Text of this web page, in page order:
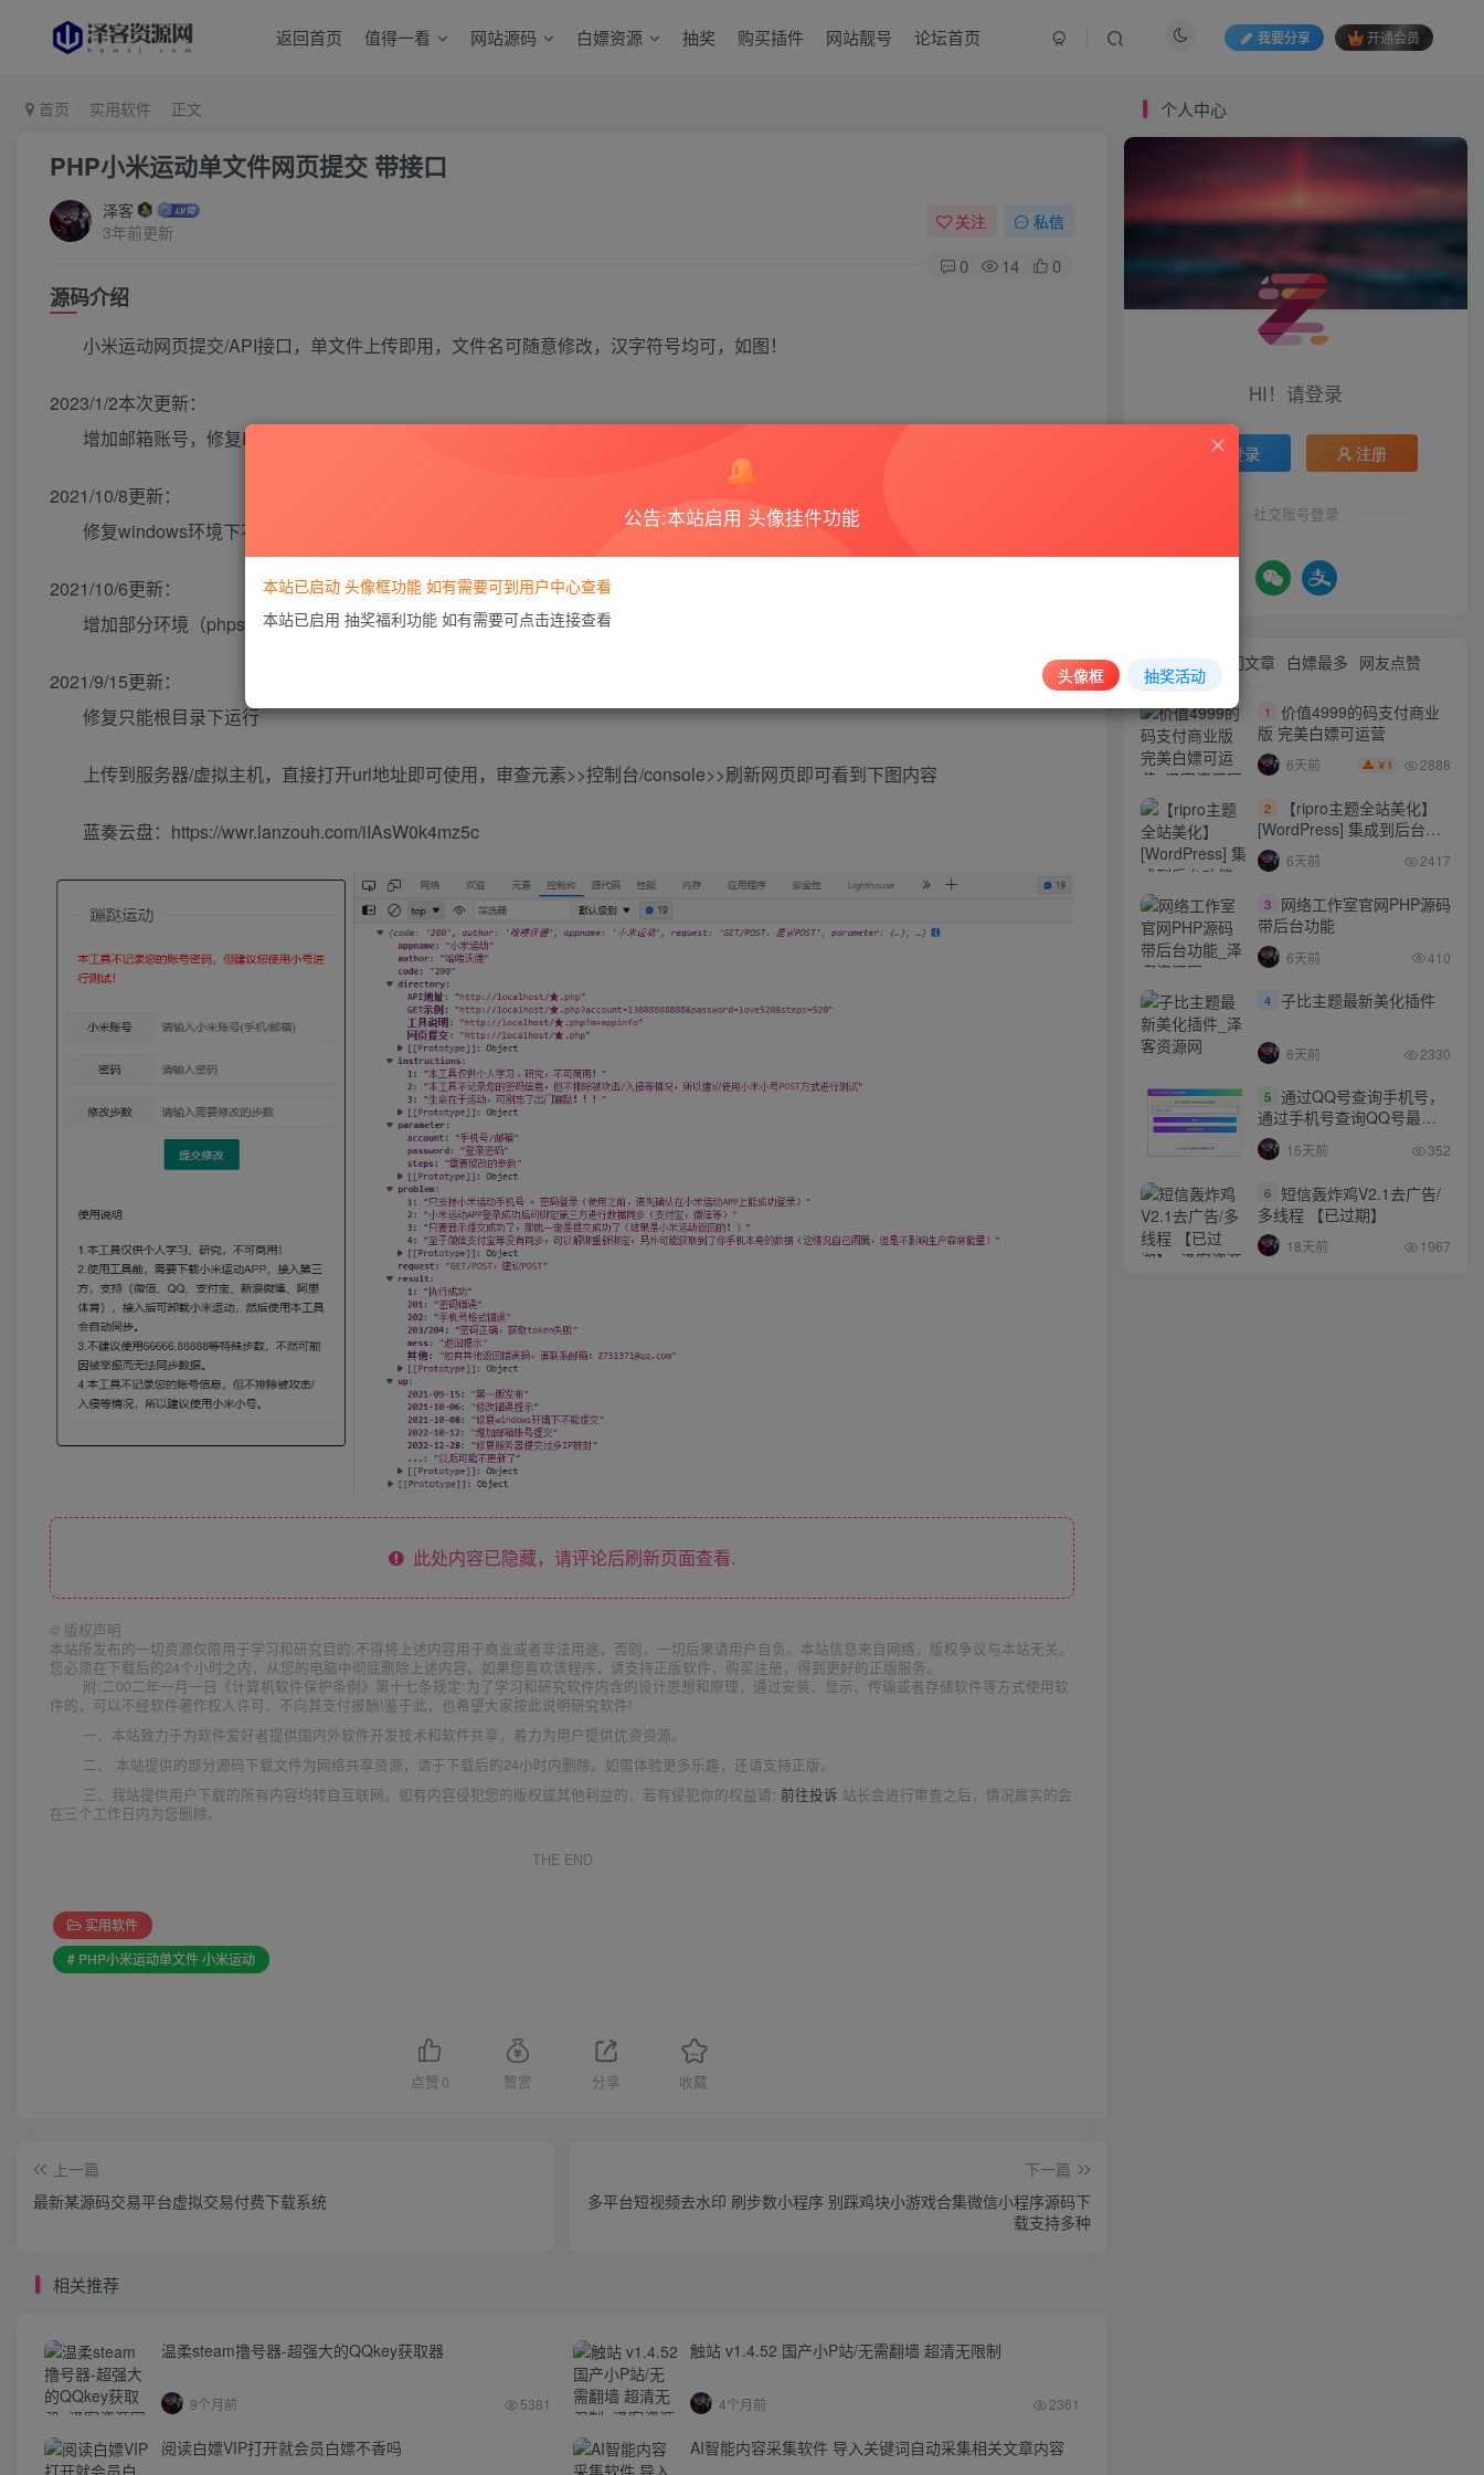
返回首页 值得一看 网站源码 白嫖资源 抽奖 购买插件 网站靓号 论坛首页 我要分享 开通会员
首页 实用软件 正文
PHP小米运动单文件网页提交 带接口
泽客
3年前更新
关注 私信
0 14 0
源码介绍
小米运动网页提交/API接口，单文件上传即用，文件名可随意修改，汉字符号均可，如图！
2023/1/2本次更新：
增加邮箱账号，修复IP屏蔽
2021/10/8更新：
修复windows环境下不能提交
2021/10/6更新：
增加部分环境（phpstudy）获取不到跳转网址而引起的接口错误的错误提示，关闭默认的IP授权
2021/9/15更新：
修复只能根目录下运行
上传到服务器/虚拟主机，直接打开url地址即可使用，审查元素>>控制台/console>>刷新网页即可看到下图内容
蓝奏云盘：https://wwr.lanzouh.com/iIAsW0k4mz5c
此处内容已隐藏，请评论后刷新页面查看.
© 版权声明
本站所发布的一切资源仅限用于学习和研究目的;不得将上述内容用于商业或者非法用途，否则，一切后果请用户自负。本站信息来自网络，版权争议与本站无关。
您必须在下载后的24个小时之内，从您的电脑中彻底删除上述内容。如果您喜欢该程序，请支持正版软件，购买注册，得到更好的正版服务。
附:二00二年一月一日《计算机软件保护条例》第十七条规定:为了学习和研究软件内含的设计思想和原理，通过安装、显示、传输或者存储软件等方式使用软
件的，可以不经软件著作权人许可，不向其支付报酬!鉴于此，也希望大家按此说明研究软件!
一、本站致力于为软件爱好者提供国内外软件开发技术和软件共享，着力为用户提供优资资源。
二、 本站提供的部分源码下载文件为网络共享资源，请于下载后的24小时内删除。如需体验更多乐趣，还请支持正版。
三、我站提供用户下载的所有内容均转自互联网。如有内容侵犯您的版权或其他利益的，若有侵犯你的权益请: 前往投诉 站长会进行审查之后，情况属实的会
在三个工作日内为您删除。
THE END
实用软件
# PHP小米运动单文件 小米运动
点赞 0 赞赏 分享 收藏
上一篇
最新某源码交易平台虚拟交易付费下载系统
下一篇
多平台短视频去水印 刷步数小程序 别踩鸡块小游戏合集微信小程序源码下
载支持多种
相关推荐
温柔steam撸号器-超强大的QQkey获取器
9个月前 5381
触站 v1.4.52 国产小P站/无需翻墙 超清无限制
4个月前 2361
阅读白嫖VIP打开就会员白嫖不香吗 AI智能内容采集软件 导入关键词自动采集相关文章内容
个人中心
HI！请登录
登录 注册
社交账号登录
热门文章 白嫖最多 网友点赞
1
价值4999的码支付商业
版 完美白嫖可运营
6天前 ￥ 1 2888
2
【ripro主题全站美化】
[WordPress] 集成到后台功
能的全站美化包
WordPress…
6天前 2417
3
网络工作室官网PHP源码
带后台功能
6天前 410
4 子比主题最新美化插件
6天前 2330
5 通过QQ号查询手机号，
通过手机号查询QQ号最新
网站源码
15天前 352
6 短信轰炸鸡V2.1去广告/
多线程 【已过期】
18天前 1967
公告:本站启用 头像挂件功能
本站已启动 头像框功能 如有需要可到用户中心查看
本站已启用 抽奖福利功能 如有需要可点击连接查看
头像框 抽奖活动